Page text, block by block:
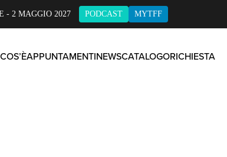
- 2 MAGGIO 2027 PODCAST MYTFF
COS’ÈAPPUNTAMENTINEWSCATALOGORICHIESTA